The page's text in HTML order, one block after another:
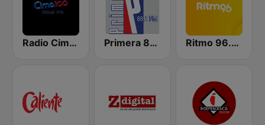
Radio Cima 100.5 FM Primera 88.1 FM Ritmo 96.5 FM